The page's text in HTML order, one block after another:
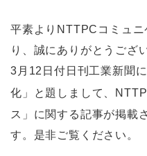
平素よりNTTPCコミュ
り、誠にありがとうござ
3月12日付日刊工業新聞
化」と題しまして、
ス」に関する記事が掲載
す。是非ご覧ください。